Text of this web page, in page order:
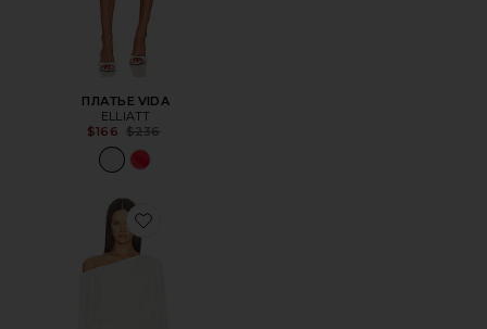
ПЛАТЬЕ VIDA
ELLIATT
$166 Previous price:
$236
Favorite ПЛАТЬЕ VIOLETTA